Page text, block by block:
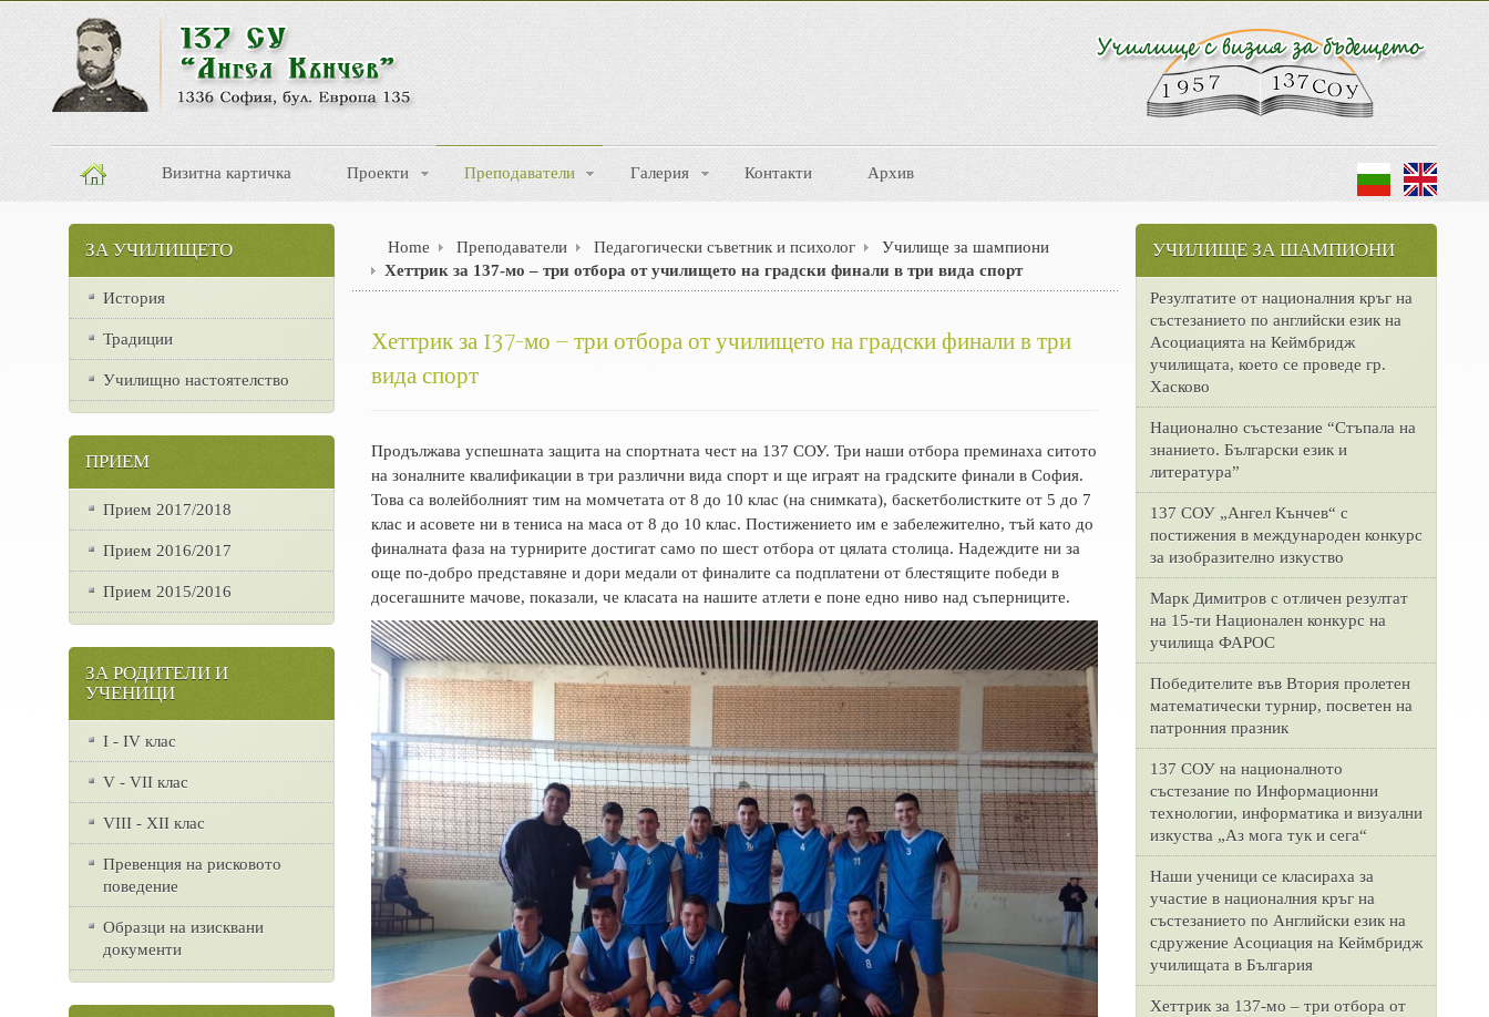
Визитна картичка Проекти Преподаватели Галерия Контакти Архив
Home Преподаватели Педагогически съветник и психолог
Училище за шампиони
Хеттрик за 137-мо – три отбора от училището на градски финали в три вида спорт
Хеттрик за 137-мо – три отбора от училището на градски финали в три
вида спорт
Продължава успешната защита на спортната чест на 137 СОУ. Три наши отбора преминаха ситото
на зоналните квалификации в три различни вида спорт и ще играят на градските финали в София.
Това са волейболният тим на момчетата от 8 до 10 клас (на снимката), баскетболистките от 5 до 7
клас и асовете ни в тениса на маса от 8 до 10 клас. Постижението им е забележително, тъй като до
финалната фаза на турнирите достигат само по шест отбора от цялата столица. Надеждите ни за
още по-добро представяне и дори медали от финалите са подплатени от блестящите победи в
досегашните мачове, показали, че класата на нашите атлети е поне едно ниво над съперниците.
ЗА УЧИЛИЩЕТО
История
Традиции
Училищно настоятелство
ПРИЕМ
Прием 2017/2018
Прием 2016/2017
Прием 2015/2016
ЗА РОДИТЕЛИ И
УЧЕНИЦИ
I - IV клас
V - VII клас
VІІІ - ХІІ клас
Превенция на рисковото
поведение
Образци на изисквани
документи
УЧИЛИЩЕ ЗА ШАМПИОНИ
Резултатите от националния кръг на
състезанието по английски език на
Асоциацията на Кеймбридж
училищата, което се проведе гр.
Хасково
Национално състезание “Стъпала на
знанието. Български език и
литература”
137 СОУ „Ангел Кънчев“ с
постижения в международен конкурс
за изобразително изкуство
Марк Димитров с отличен резултат
на 15-ти Национален конкурс на
училища ФАРОС
Победителите във Втория пролетен
математически турнир, посветен на
патронния празник
137 СОУ на националното
състезание по Информационни
технологии, информатика и визуални
изкуства „Аз мога тук и сега“
Наши ученици се класираха за
участие в националния кръг на
състезанието по Английски език на
сдружение Асоциация на Кеймбридж
училищата в България
Хеттрик за 137-мо – три отбора от